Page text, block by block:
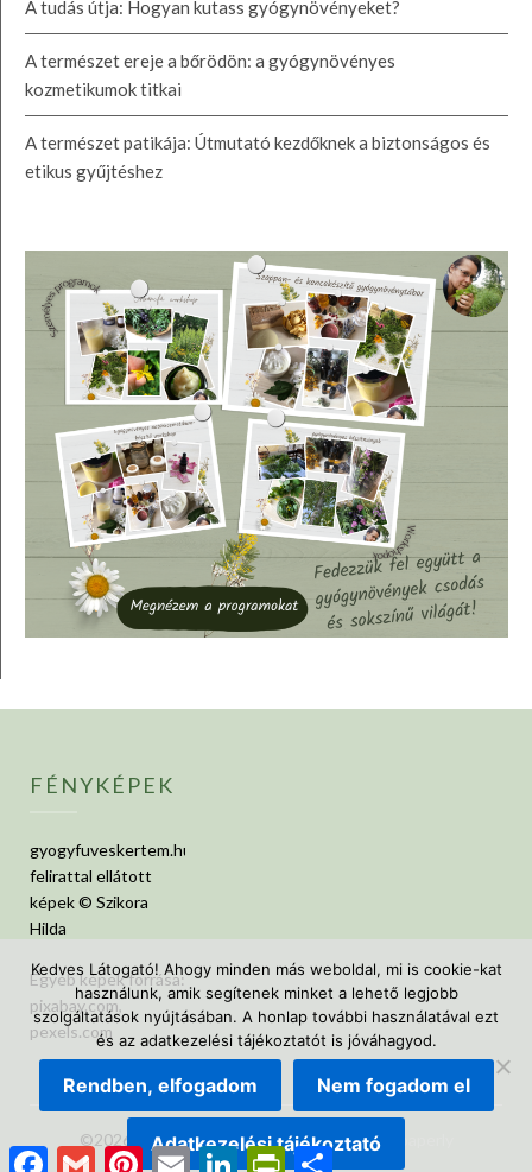
A tudás útja: Hogyan kutass gyógynövényeket?
A természet ereje a bőrödön: a gyógynövényes
kozmetikumok titkai
A természet patikája: Útmutató kezdőknek a biztonságos és
etikus gyűjtéshez
FÉNYKÉPEK
gyogyfuveskertem.hu
felirattal ellátott
képek © Szikora
Hilda
Egyéb képek forrása:
pixabay.com,
pexels.com
©2026 GyógyfüvesKertem| Design:Newspaperly
WordPress Theme
Facebook
Gmail Pinterest
Email LinkedInPrintFriendly
Ossza
Kedves Látogató! Ahogy minden más weboldal, mi is cookie-kat
használunk, amik segítenek minket a lehető legjobb
szolgáltatások nyújtásában. A honlap további használatával ezt
és az adatkezelési tájékoztatót is jóváhagyod.
Rendben, elfogadom Nem fogadom el
Adatkezelési tájékoztató